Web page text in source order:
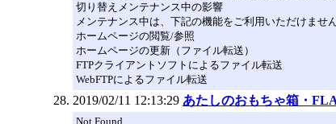
切り替えメンテナンス中の影響
メンテナンス中は、下記の機能をご利用いただけません
ホームページの閲覧/参照
ホームページの更新（ファイル転送）
FTPクライアントソフトによるファイル転送
WebFTPによるファイル転送
2019/02/11 12:13:29 あたしのおもちゃ箱・
Not Found